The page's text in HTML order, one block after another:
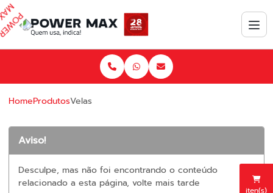
HomeProdutosVelas
Aviso!
Desculpe, mas não foi encontrando o conteúdo
relacionado a esta página, volte mais tarde